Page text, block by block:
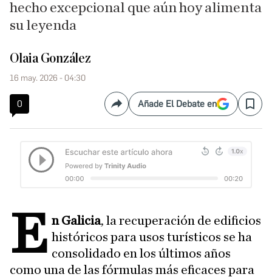
hecho excepcional que aún hoy alimenta
su leyenda
Olaia González
16 may. 2026 - 04:30
0 CompartirAñade El Debate en Save
E n Galicia, la recuperación de edificios
históricos para usos turísticos se ha
consolidado en los últimos años
como una de las fórmulas más eficaces para